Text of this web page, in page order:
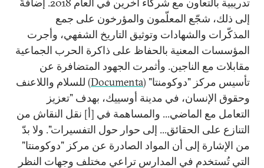
إلى ذلك، شجّع المعلّمون والمؤرخون على جمع
المذكّرات والشهادات وتوثيق التاريخ الشفهي، وأجرت
المؤسسات المعنية بالحفاظ على ذاكرة الحرب الجماعية
مقابلات مع الناجين. وأثمرت الجهود المتضافرة عن
تأسيس مركز "دوكومنتا" (Documenta) للسلام واللاعنف
وحقوق الإنسان، في مدينة أوسييك، بهدف "تعزيز
التعامل مع الماضي... والمساهمة في [أ] نقل النقاش من
التنازع على الحقائق... إلى حوار حول التفسيرات". ولا بدّ
من الإشارة إلى أن المواد الصادرة عن مركز "دوكومنتا"
التي تُستخدم في المدارس تراعي مختلف وجهات النظر